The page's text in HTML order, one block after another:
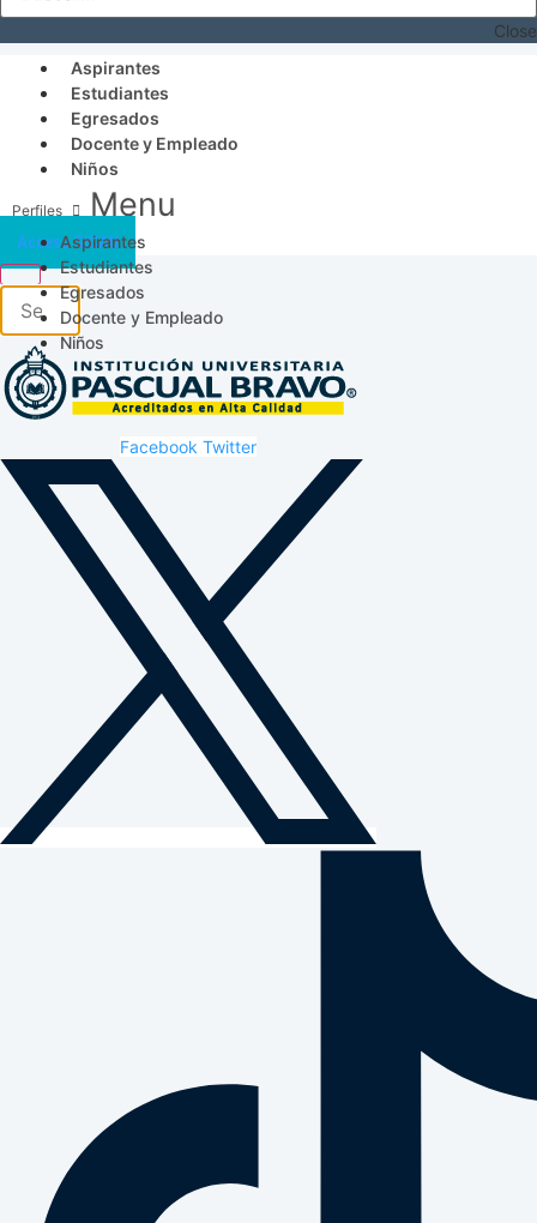
Close
Aspirantes
Estudiantes
Egresados
Docente y Empleado
Niños
Menu
Aspirantes
Estudiantes
Egresados
Docente y Empleado
Niños
Acceso SICAU
Facebook Twitter